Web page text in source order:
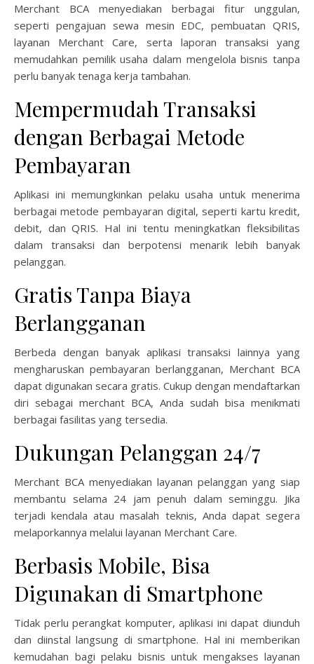
Merchant BCA menyediakan berbagai fitur unggulan,
seperti pengajuan sewa mesin EDC, pembuatan QRIS,
layanan Merchant Care, serta laporan transaksi yang
memudahkan pemilik usaha dalam mengelola bisnis tanpa
perlu banyak tenaga kerja tambahan.
Mempermudah Transaksi
dengan Berbagai Metode
Pembayaran
Aplikasi ini memungkinkan pelaku usaha untuk menerima
berbagai metode pembayaran digital, seperti kartu kredit,
debit, dan QRIS. Hal ini tentu meningkatkan fleksibilitas
dalam transaksi dan berpotensi menarik lebih banyak
pelanggan.
Gratis Tanpa Biaya
Berlangganan
Berbeda dengan banyak aplikasi transaksi lainnya yang
mengharuskan pembayaran berlangganan, Merchant BCA
dapat digunakan secara gratis. Cukup dengan mendaftarkan
diri sebagai merchant BCA, Anda sudah bisa menikmati
berbagai fasilitas yang tersedia.
Dukungan Pelanggan 24/7
Merchant BCA menyediakan layanan pelanggan yang siap
membantu selama 24 jam penuh dalam seminggu. Jika
terjadi kendala atau masalah teknis, Anda dapat segera
melaporkannya melalui layanan Merchant Care.
Berbasis Mobile, Bisa
Digunakan di Smartphone
Tidak perlu perangkat komputer, aplikasi ini dapat diunduh
dan diinstal langsung di smartphone. Hal ini memberikan
kemudahan bagi pelaku bisnis untuk mengakses layanan